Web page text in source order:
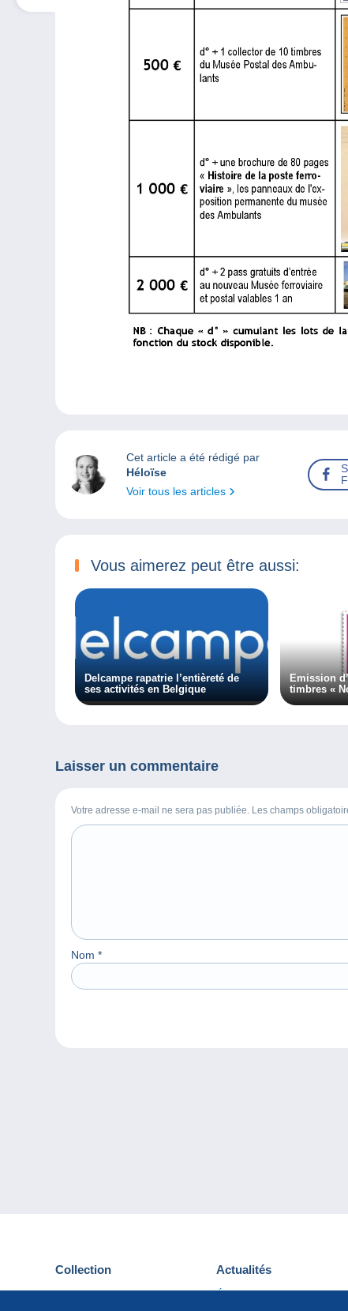
Cet article a été rédigé par
Héloïse
Voir tous les articles
Vous aimerez peut être aussi:
Delcampe rapatrie l’entièreté de
ses activités en Belgique
Emission
timbres «
Laisser un commentaire
Votre adresse e-mail ne sera pas publiée. Les champs
Nom *
Collection
Cartes postales
Actualités
Événements Delcampe